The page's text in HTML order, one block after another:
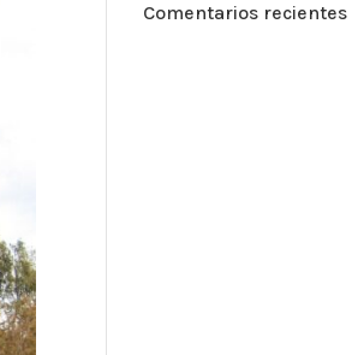
Comentarios recientes